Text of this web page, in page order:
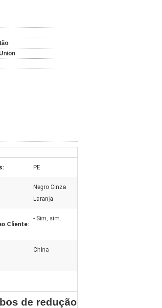
PE
Negro Cinza
Laranja
Cliente:
- Sim, sim.
China
de redução